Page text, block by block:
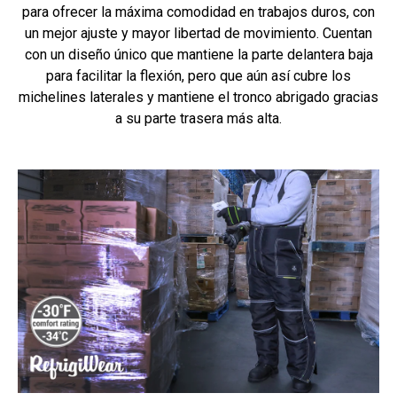
para ofrecer la máxima comodidad en trabajos duros, con
un mejor ajuste y mayor libertad de movimiento. Cuentan
con un diseño único que mantiene la parte delantera baja
para facilitar la flexión, pero que aún así cubre los
michelines laterales y mantiene el tronco abrigado gracias
a su parte trasera más alta.